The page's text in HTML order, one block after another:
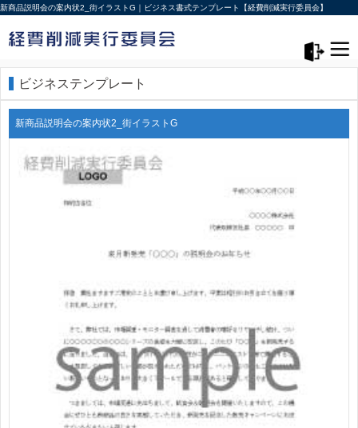
新商品説明会の案内状2_街イラストG｜ビジネス書式テンプレート【経費削減実行委員会】
ビジネステンプレート
新商品説明会の案内状2_街イラストG